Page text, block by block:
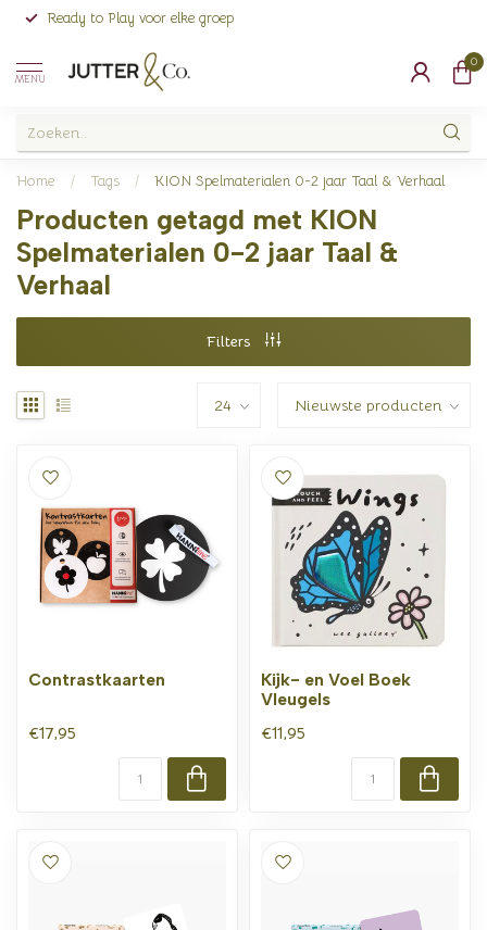
Ready to Play voor elke groep
MENU
0
Home / Tags / KION Spelmaterialen 0-2 jaar Taal & Verhaal
Producten getagd met KION
Spelmaterialen 0-2 jaar Taal &
Verhaal
Filters
Contrastkaarten
€17,95
Kijk- en Voel Boek
Vleugels
€11,95